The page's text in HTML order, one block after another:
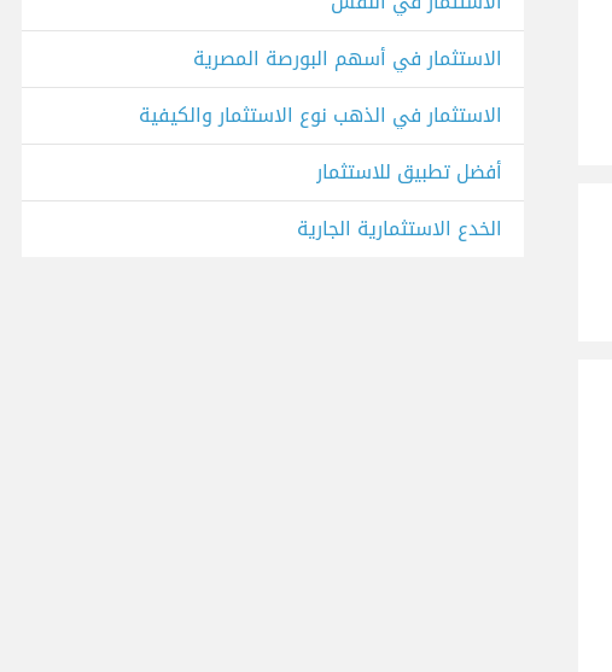
الاستثمار في أسهم البورصة المصرية
الاستثمار في الذهب نوع الاستثمار والكيفية
أفضل تطبيق للاستثمار
الخدع الاستثمارية الجارية